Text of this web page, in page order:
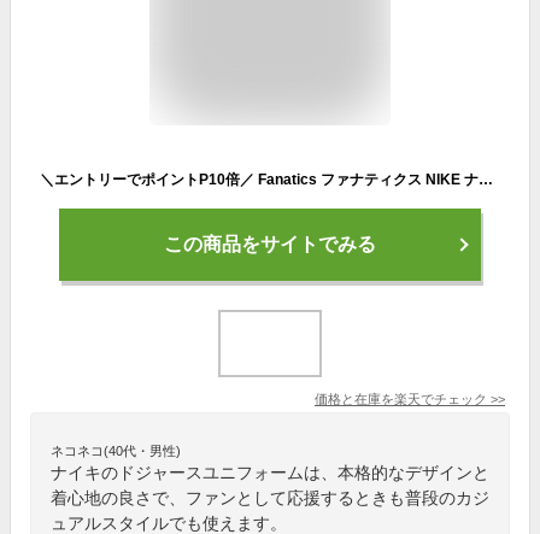
＼エントリーでポイントP10倍／ Fanatics ファナティクス NIKE ナイキ ドジャース ユニフォーム リミテッドジャージ オルタネイト2 ブルー LM25LDA2LD1U2
この商品をサイトでみる
価格と在庫を楽天でチェック >>
ネコネコ(40代・男性)
ナイキのドジャースユニフォームは、本格的なデザインと
着心地の良さで、ファンとして応援するときも普段のカジ
ュアルスタイルでも使えます。